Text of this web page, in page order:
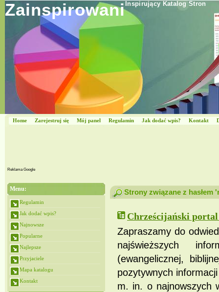
Zainspirowani Inspirujący Katalog Stron
Home Zarejestruj się Mój panel Regulamin Jak dodać wpis? Kontakt
Reklama Google
Menu:
Regulamin
Jak dodać wpis?
Najnowsze
Popularne
Najlepsze
Przyjaciele
Mapa katalogu
Kontakt
Strony związane z
Chrześcijański
Zapraszamy do
najświeższych
(ewangelicznej,
pozytywnych
m. in. o najnowszych